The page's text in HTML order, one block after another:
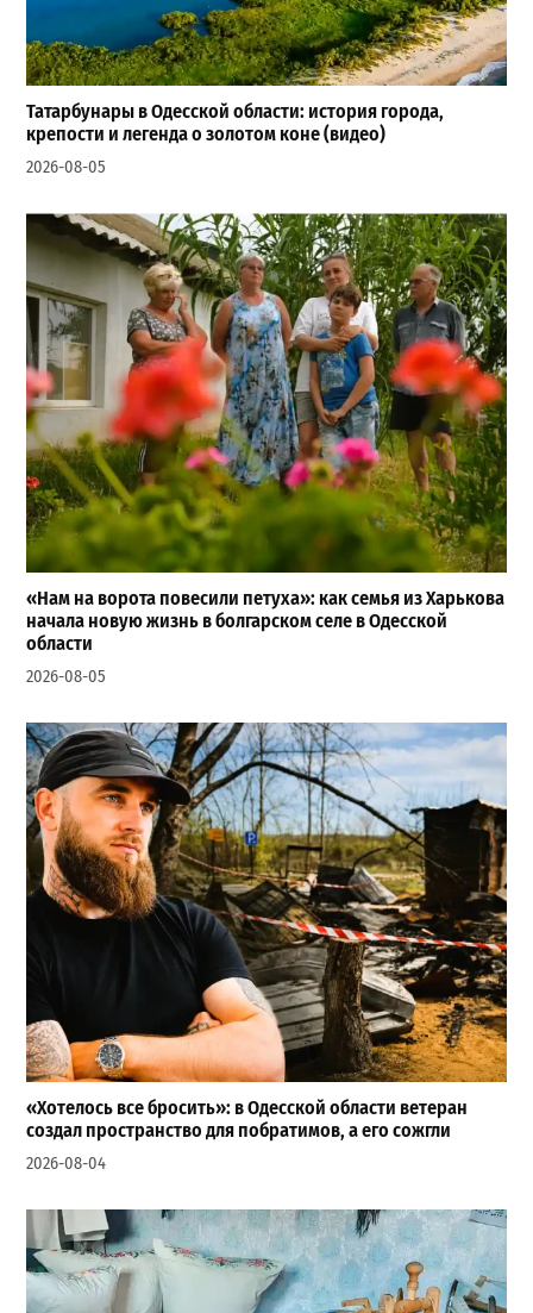
Татарбунары в Одесской области: история города,
крепости и легенда о золотом коне (видео)
2026-08-05
«Нам на ворота повесили петуха»: как семья из Харькова
начала новую жизнь в болгарском селе в Одесской
области
2026-08-05
«Хотелось все бросить»: в Одесской области ветеран
создал пространство для побратимов, а его сожгли
2026-08-04